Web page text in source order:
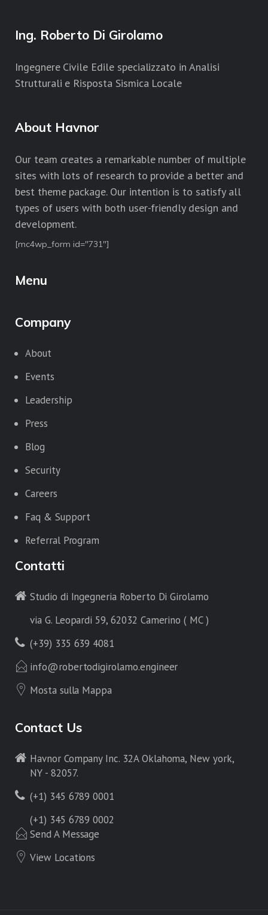
Ing. Roberto Di Girolamo
Ingegnere Civile Edile specializzato in Analisi
Strutturali e Risposta Sismica Locale
About Havnor
Our team creates a remarkable number of multiple
sites with lots of research to provide a better and
best theme package. Our intention is to satisfy all
types of users with both user-friendly design and
development.
[mc4wp_form id="731"]
Menu
Company
About
Events
Leadership
Press
Blog
Security
Careers
Faq & Support
Referral Program
Contatti
Studio di Ingegneria Roberto Di Girolamo
via G. Leopardi 59, 62032 Camerino ( MC )
(+39) 335 639 4081
info@robertodigirolamo.engineer
Mosta sulla Mappa
Contact Us
Havnor Company Inc. 32A Oklahoma, New york,
NY - 82057.
(+1) 345 6789 0001
(+1) 345 6789 0002
Send A Message
View Locations